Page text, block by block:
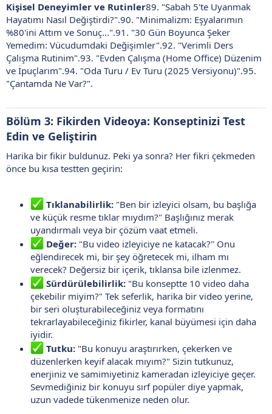
Kişisel Deneyimler ve Rutinler89. "Sabah 5'te Uyanmak
Hayatımı Nasıl Değiştirdi?".90. "Minimalizm: Eşyalarımın
%80'ini Attım ve Sonuç...".91. "30 Gün Boyunca Şeker
Yemedim: Vücudumdaki Değişimler".92. "Verimli Ders
Çalışma Rutinim".93. "Evden Çalışma (Home Office) Düzenim
ve İpuçlarım".94. "Oda Turu / Ev Turu (2025 Versiyonu)".95.
"Çantamda Ne Var?".
Bölüm 3: Fikirden Videoya: Konseptinizi Test
Edin ve Geliştirin
Harika bir fikir buldunuz. Peki ya sonra? Her fikri çekmeden
önce bu kısa testten geçirin:
Tıklanabilirlik: "Ben bir izleyici olsam, bu başlığa
ve küçük resme tıklar mıydım?" Başlığınız merak
uyandırmalı veya bir çözüm vaat etmeli.
Değer: "Bu video izleyiciye ne katacak?" Onu
eğlendirecek mi, bir şey öğretecek mi, ilham mı
verecek? Değersiz bir içerik, tıklansa bile izlenmez.
Sürdürülebilirlik: "Bu konseptte 10 video daha
çekebilir miyim?" Tek seferlik, harika bir video yerine,
bir seri oluşturabileceğiniz veya formatını
tekrarlayabileceğiniz fikirler, kanal büyümesi için daha
iyidir.
Tutku: "Bu konuyu araştırırken, çekerken ve
düzenlerken keyif alacak mıyım?" Sizin tutkunuz,
enerjiniz ve samimiyetiniz kameradan izleyiciye geçer.
Sevmediğiniz bir konuyu sırf popüler diye yapmak,
uzun vadede tükenmenize neden olur.